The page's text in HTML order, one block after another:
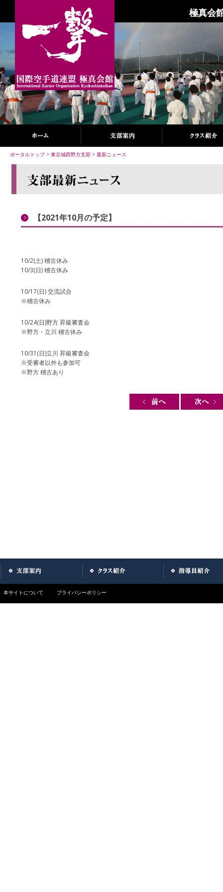
極真会
ポータルトップ> 東京城西野方支部 > 最新ニュース
【2021年10月の予定】
10/2(土) 稽古休み
10/3(日) 稽古休み
10/17(日) 交流試合
※稽古休み
10/24(日)野方 昇級審査会
※野方・立川 稽古休み
10/31(日)立川 昇級審査会
※受審者以外も参加可
※野方 稽古あり
本サイトについて プライバシーポリシー